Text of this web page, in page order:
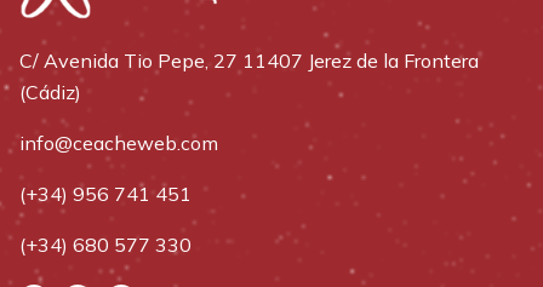
C/ Avenida Tio Pepe, 27 11407 Jerez de la Frontera
(Cádiz)
info@ceacheweb.com
(+34) 956 741 451
(+34) 680 577 330